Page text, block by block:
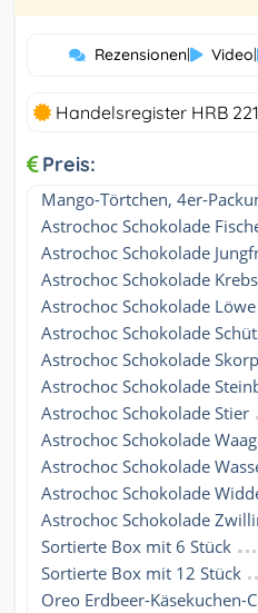
Rezensionen| Video|
Handelsregister HRB
Preis:
Mango-Törtchen, 4er-
Astrochoc Schokolade
Astrochoc Schokolade
Astrochoc Schokolade Krebs
Astrochoc Schokolade Löwe
Astrochoc Schokolade
Astrochoc Schokolade
Astrochoc Schokolade
Astrochoc Schokolade Stier
Astrochoc Schokolade
Astrochoc Schokolade
Astrochoc Schokolade
Astrochoc Schokolade
Sortierte Box mit 6 Stück
Sortierte Box mit 12 Stück
Oreo Erdbeer-Käsekuchen-